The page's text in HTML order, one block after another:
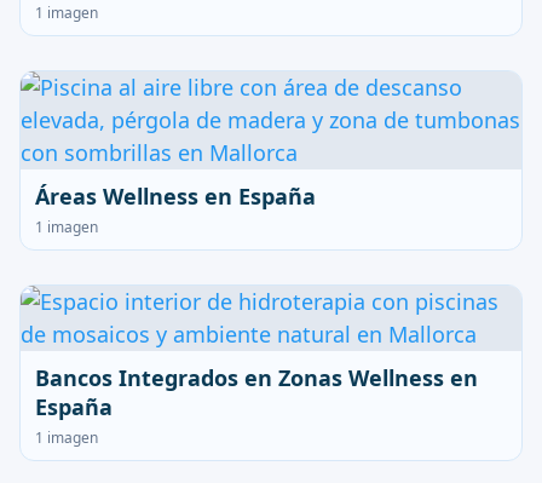
1 imagen
Áreas Wellness en España
1 imagen
Bancos Integrados en Zonas Wellness en
España
1 imagen